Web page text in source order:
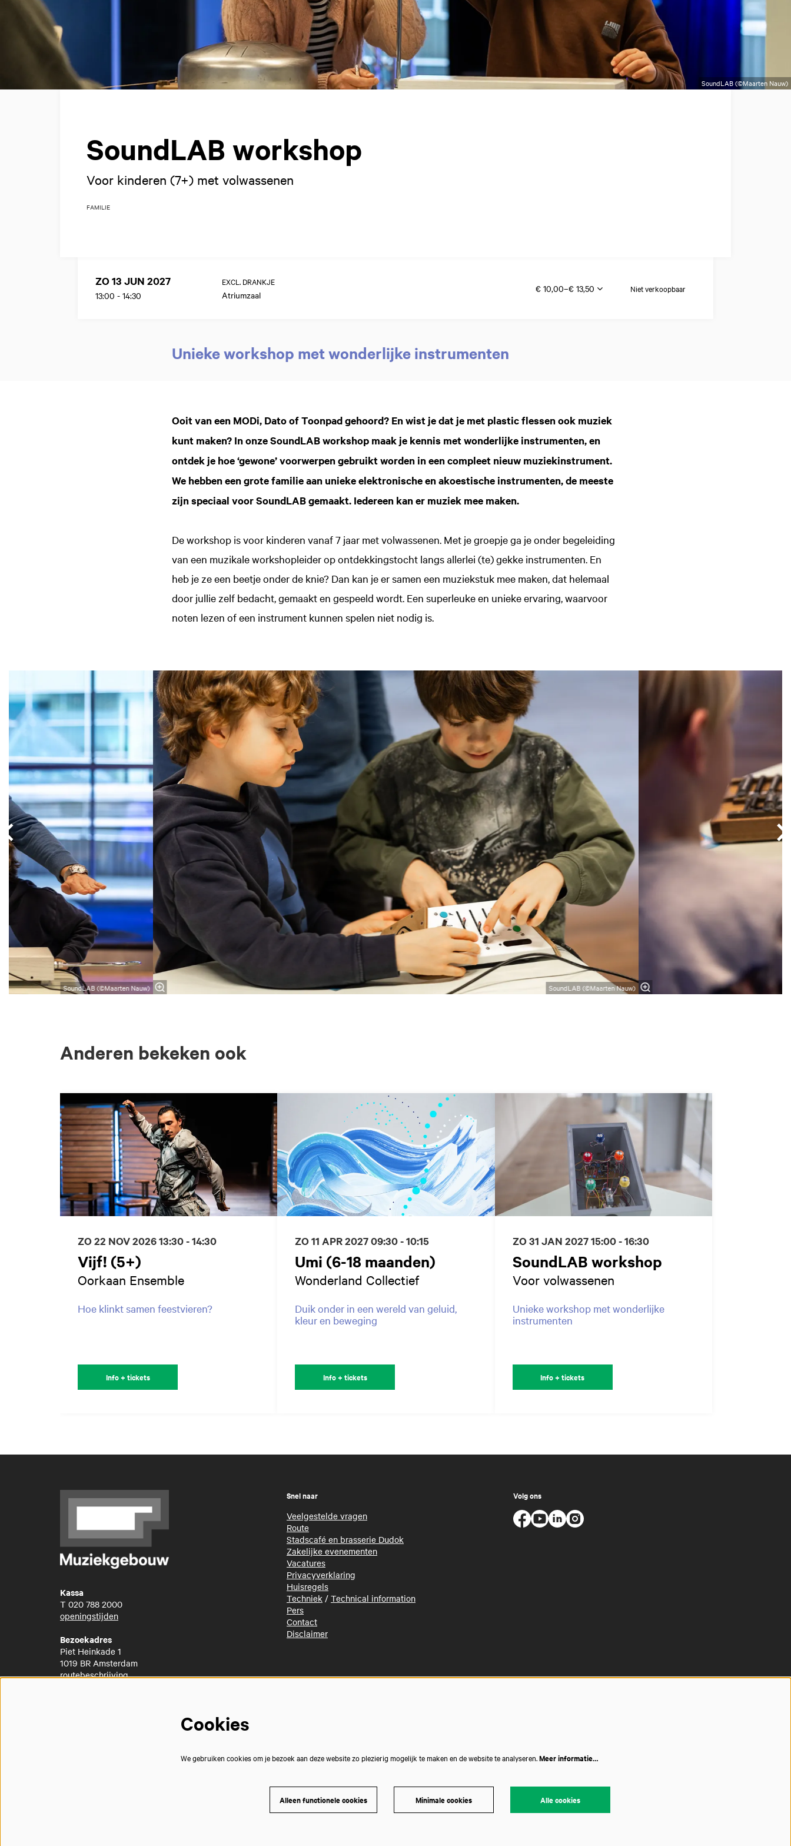
SoundLAB (©Maarten Nauw)
SoundLAB workshop
Voor kinderen (7+) met volwassenen
FAMILIE
ZO 13 JUN 2027
13:00 - 14:30
EXCL. DRANKJE
Atriumzaal
€ 10,00–€ 13,50 Niet verkoopbaar
Unieke workshop met wonderlijke instrumenten
Ooit van een MODi, Dato of Toonpad gehoord? En wist je dat je met plastic flessen ook muziek
kunt maken? In onze SoundLAB workshop maak je kennis met wonderlijke instrumenten, en
ontdek je hoe ‘gewone’ voorwerpen gebruikt worden in een compleet nieuw muziekinstrument.
We hebben een grote familie aan unieke elektronische en akoestische instrumenten, de meeste
zijn speciaal voor SoundLAB gemaakt. Iedereen kan er muziek mee maken.
De workshop is voor kinderen vanaf 7 jaar met volwassenen. Met je groepje ga je onder begeleiding
van een muzikale workshopleider op ontdekkingstocht langs allerlei (te) gekke instrumenten. En
heb je ze een beetje onder de knie? Dan kan je er samen een muziekstuk mee maken, dat helemaal
door jullie zelf bedacht, gemaakt en gespeeld wordt. Een superleuke en unieke ervaring, waarvoor
noten lezen of een instrument kunnen spelen niet nodig is.
SoundLAB (©Maarten Nauw) SoundLAB (©Maarten Nauw)
Anderen bekeken ook
Vijf! (5+)
Oorkaan Ensemble
Hoe klinkt samen feestvieren?
ZO 22 NOV 202613:30 - 14:30
Info + tickets
Umi (6-18 maanden)
Wonderland Collectief
Duik onder in een wereld van geluid,
kleur en beweging
ZO 11 APR 202709:30 - 10:15
Info + tickets
SoundLAB workshop
Voor volwassenen
Unieke workshop met wonderlijke
instrumenten
ZO 31 JAN 202715:00 - 16:30
Info + tickets
Kassa
T 020 788 2000
openingstijden
Bezoekadres
Piet Heinkade 1
1019 BR Amsterdam
routebeschrijving
Snel naar
Veelgestelde vragen
Route
Stadscafé en brasserie Dudok
Zakelijke evenementen
Vacatures
Privacyverklaring
Huisregels
Techniek / Technical information
Pers
Contact
Disclaimer
Volg ons
Cookies
We gebruiken cookies om je bezoek aan deze website zo plezierig mogelijk te maken en de website te analyseren.Meer informatie…
Alleen functionele cookies Minimale cookies Alle cookies